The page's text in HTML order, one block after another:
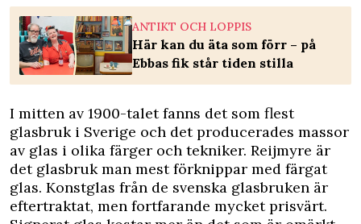
ANTIKT OCH LOPPIS
Här kan du äta som förr – på
Ebbas fik står tiden stilla
I mitten av 1900-talet fanns det som flest
glasbruk i Sverige och det producerades massor
av glas i olika färger och tekniker. Reijmyre är
det glasbruk man mest förknippar med färgat
glas. Konstglas från de svenska glasbruken är
eftertraktat, men fortfarande mycket prisvärt.